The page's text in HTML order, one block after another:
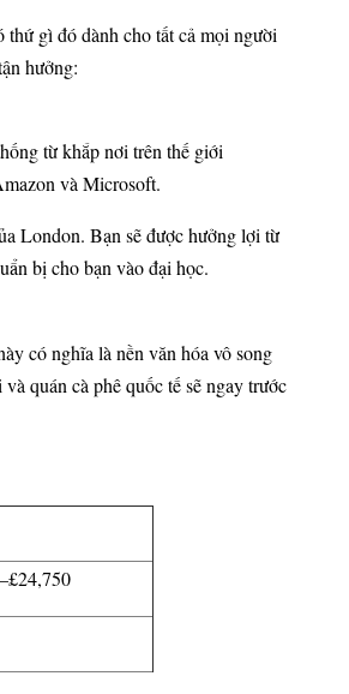
gì đó dành cho tất cả mọi người
hưởng:
từ khắp nơi trên thế giới
và Microsoft.
London. Bạn sẽ được hưởng lợi từ
bị cho bạn vào đại học.
có nghĩa là nền văn hóa vô song
quán cà phê quốc tế sẽ ngay trước